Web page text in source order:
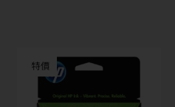
特價